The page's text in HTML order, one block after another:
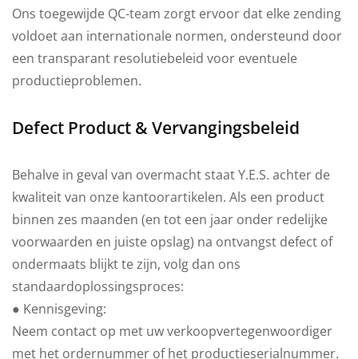
Ons toegewijde QC-team zorgt ervoor dat elke zending
voldoet aan internationale normen, ondersteund door
een transparant resolutiebeleid voor eventuele
productieproblemen.
Defect Product & Vervangingsbeleid
Behalve in geval van overmacht staat Y.E.S. achter de
kwaliteit van onze kantoorartikelen. Als een product
binnen zes maanden (en tot een jaar onder redelijke
voorwaarden en juiste opslag) na ontvangst defect of
ondermaats blijkt te zijn, volg dan ons
standaardoplossingsproces:
● Kennisgeving:
Neem contact op met uw verkoopvertegenwoordiger
met het ordernummer of het productieserialnummer.